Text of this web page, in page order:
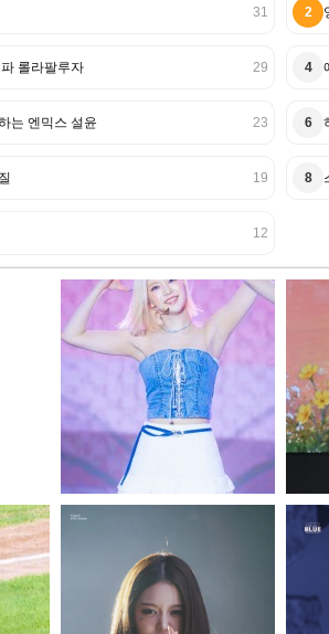
31 2
롤라팔루자 29 4
는 엔믹스 설윤 23 6
19 8
12
스테이씨 아이사 하